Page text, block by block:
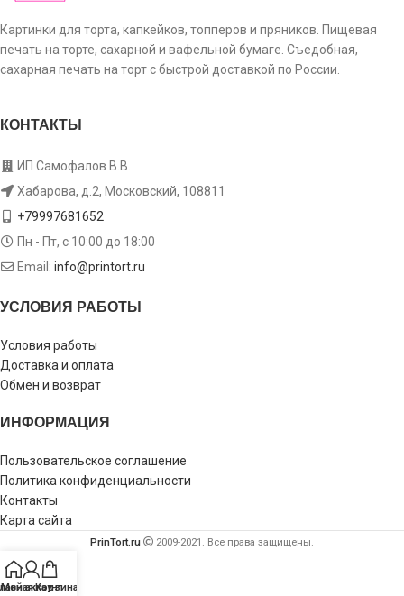
Картинки для торта, капкейков, топперов и пряников. Пищевая
печать на торте, сахарной и вафельной бумаге. Съедобная,
сахарная печать на торт с быстрой доставкой по России.
КОНТАКТЫ
ИП Самофалов В.В.
Хабарова, д.2, Московский, 108811
+79997681652
Пн - Пт, с 10:00 до 18:00
Email: info@printort.ru
УСЛОВИЯ РАБОТЫ
Условия работы
Доставка и оплата
Обмен и возврат
ИНФОРМАЦИЯ
Пользовательское соглашение
Политика конфиденциальности
Контакты
Карта сайта
PrinTort.ru 2009-2021. Все права защищены.
Мой аккаунт
Корзина